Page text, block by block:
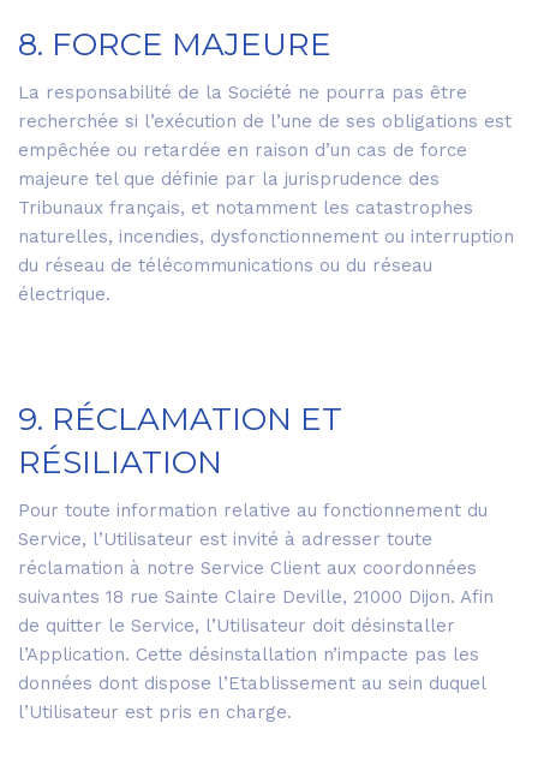
8. FORCE MAJEURE
La responsabilité de la Société ne pourra pas être
recherchée si l’exécution de l’une de ses obligations est
empêchée ou retardée en raison d’un cas de force
majeure tel que définie par la jurisprudence des
Tribunaux français, et notamment les catastrophes
naturelles, incendies, dysfonctionnement ou interruption
du réseau de télécommunications ou du réseau
électrique.
9. RÉCLAMATION ET
RÉSILIATION
Pour toute information relative au fonctionnement du
Service, l’Utilisateur est invité à adresser toute
réclamation à notre Service Client aux coordonnées
suivantes 18 rue Sainte Claire Deville, 21000 Dijon. Afin
de quitter le Service, l’Utilisateur doit désinstaller
l’Application. Cette désinstallation n’impacte pas les
données dont dispose l’Etablissement au sein duquel
l’Utilisateur est pris en charge.